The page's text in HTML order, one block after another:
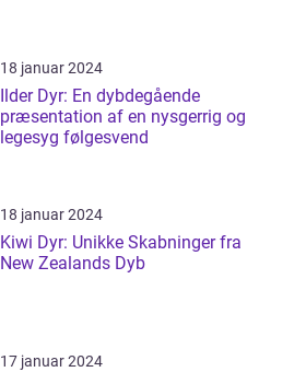
18 januar 2024
Ilder Dyr: En dybdegående
præsentation af en nysgerrig og
legesyg følgesvend
18 januar 2024
Kiwi Dyr: Unikke Skabninger fra
New Zealands Dyb
17 januar 2024